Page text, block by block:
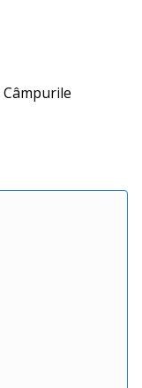
Câmpurile